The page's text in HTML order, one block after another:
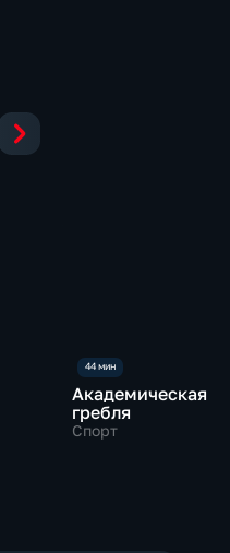
Академическая
гребля
Спорт